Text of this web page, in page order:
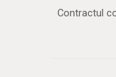
Contractul